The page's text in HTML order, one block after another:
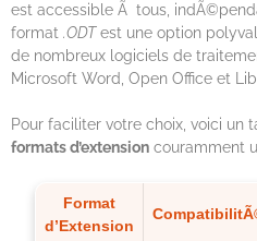
est accessible Ã tous,
format .ODTest une option
de nombreux logiciels de
Microsoft Word, Open Office et
Pour faciliter votre choix, voici
formats d’extension couramment
Format
d’Extension